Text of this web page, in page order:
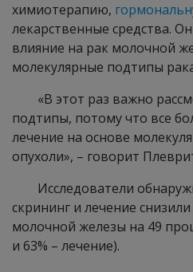
химиотерапию,
лекарственные средства.
влияние на рак молочной
молекулярные подтипы
«В этот раз важно
подтипы, потому что все
лечение на основе
опухоли», – говорит
Исследователи
скрининг и лечение
молочной железы на 49
и 63% – лечение).